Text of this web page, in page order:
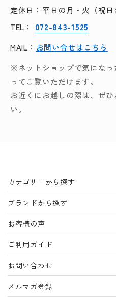
定休日：平日の月・火（祝日
TEL：
072-843-1525
MAIL： お問い合せはこちら
※ネットショップで気にな
ってご覧いただけます。
お近くにお越しの際は、ぜ
い。
カテゴリーから探す
ブランドから探す
お客様の声
ご利用ガイド
お問い合わせ
メルマガ登録